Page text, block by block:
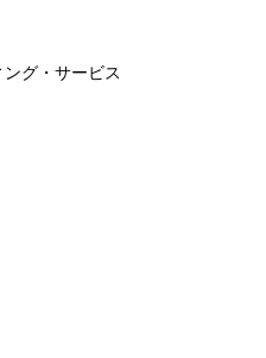
グ・サービス